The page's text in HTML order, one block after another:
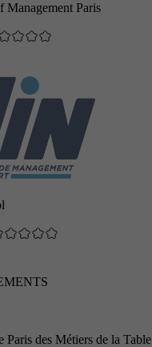
Management Paris
Paris des Métiers de la Table